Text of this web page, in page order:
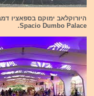
Spacio Dumbo Palace.